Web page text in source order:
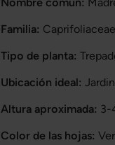
Familia: Caprifoliaceae
Tipo de planta:
Ubicación ideal:
Altura aproximada: 3-
Color de las hojas: